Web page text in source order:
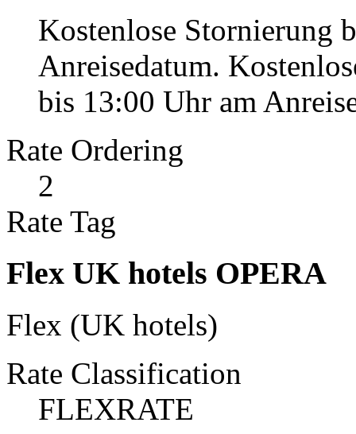
Kostenlose Stornierung
Anreisedatum.
bis 13:00 Uhr am
Rate Ordering
2
Rate Tag
Flex UK hotels OPERA
Flex (UK hotels)
Rate Classification
FLEXRATE